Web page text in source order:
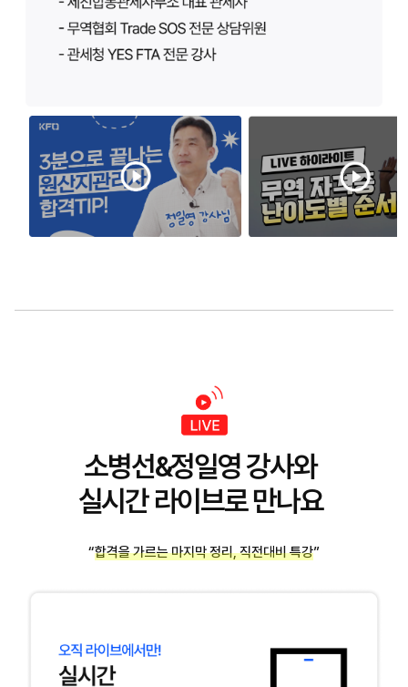
소병선&정일영 강사와
실시간 라이브로 만나요
“합격을 가르는 마지막 정리, 직전대비 특강”